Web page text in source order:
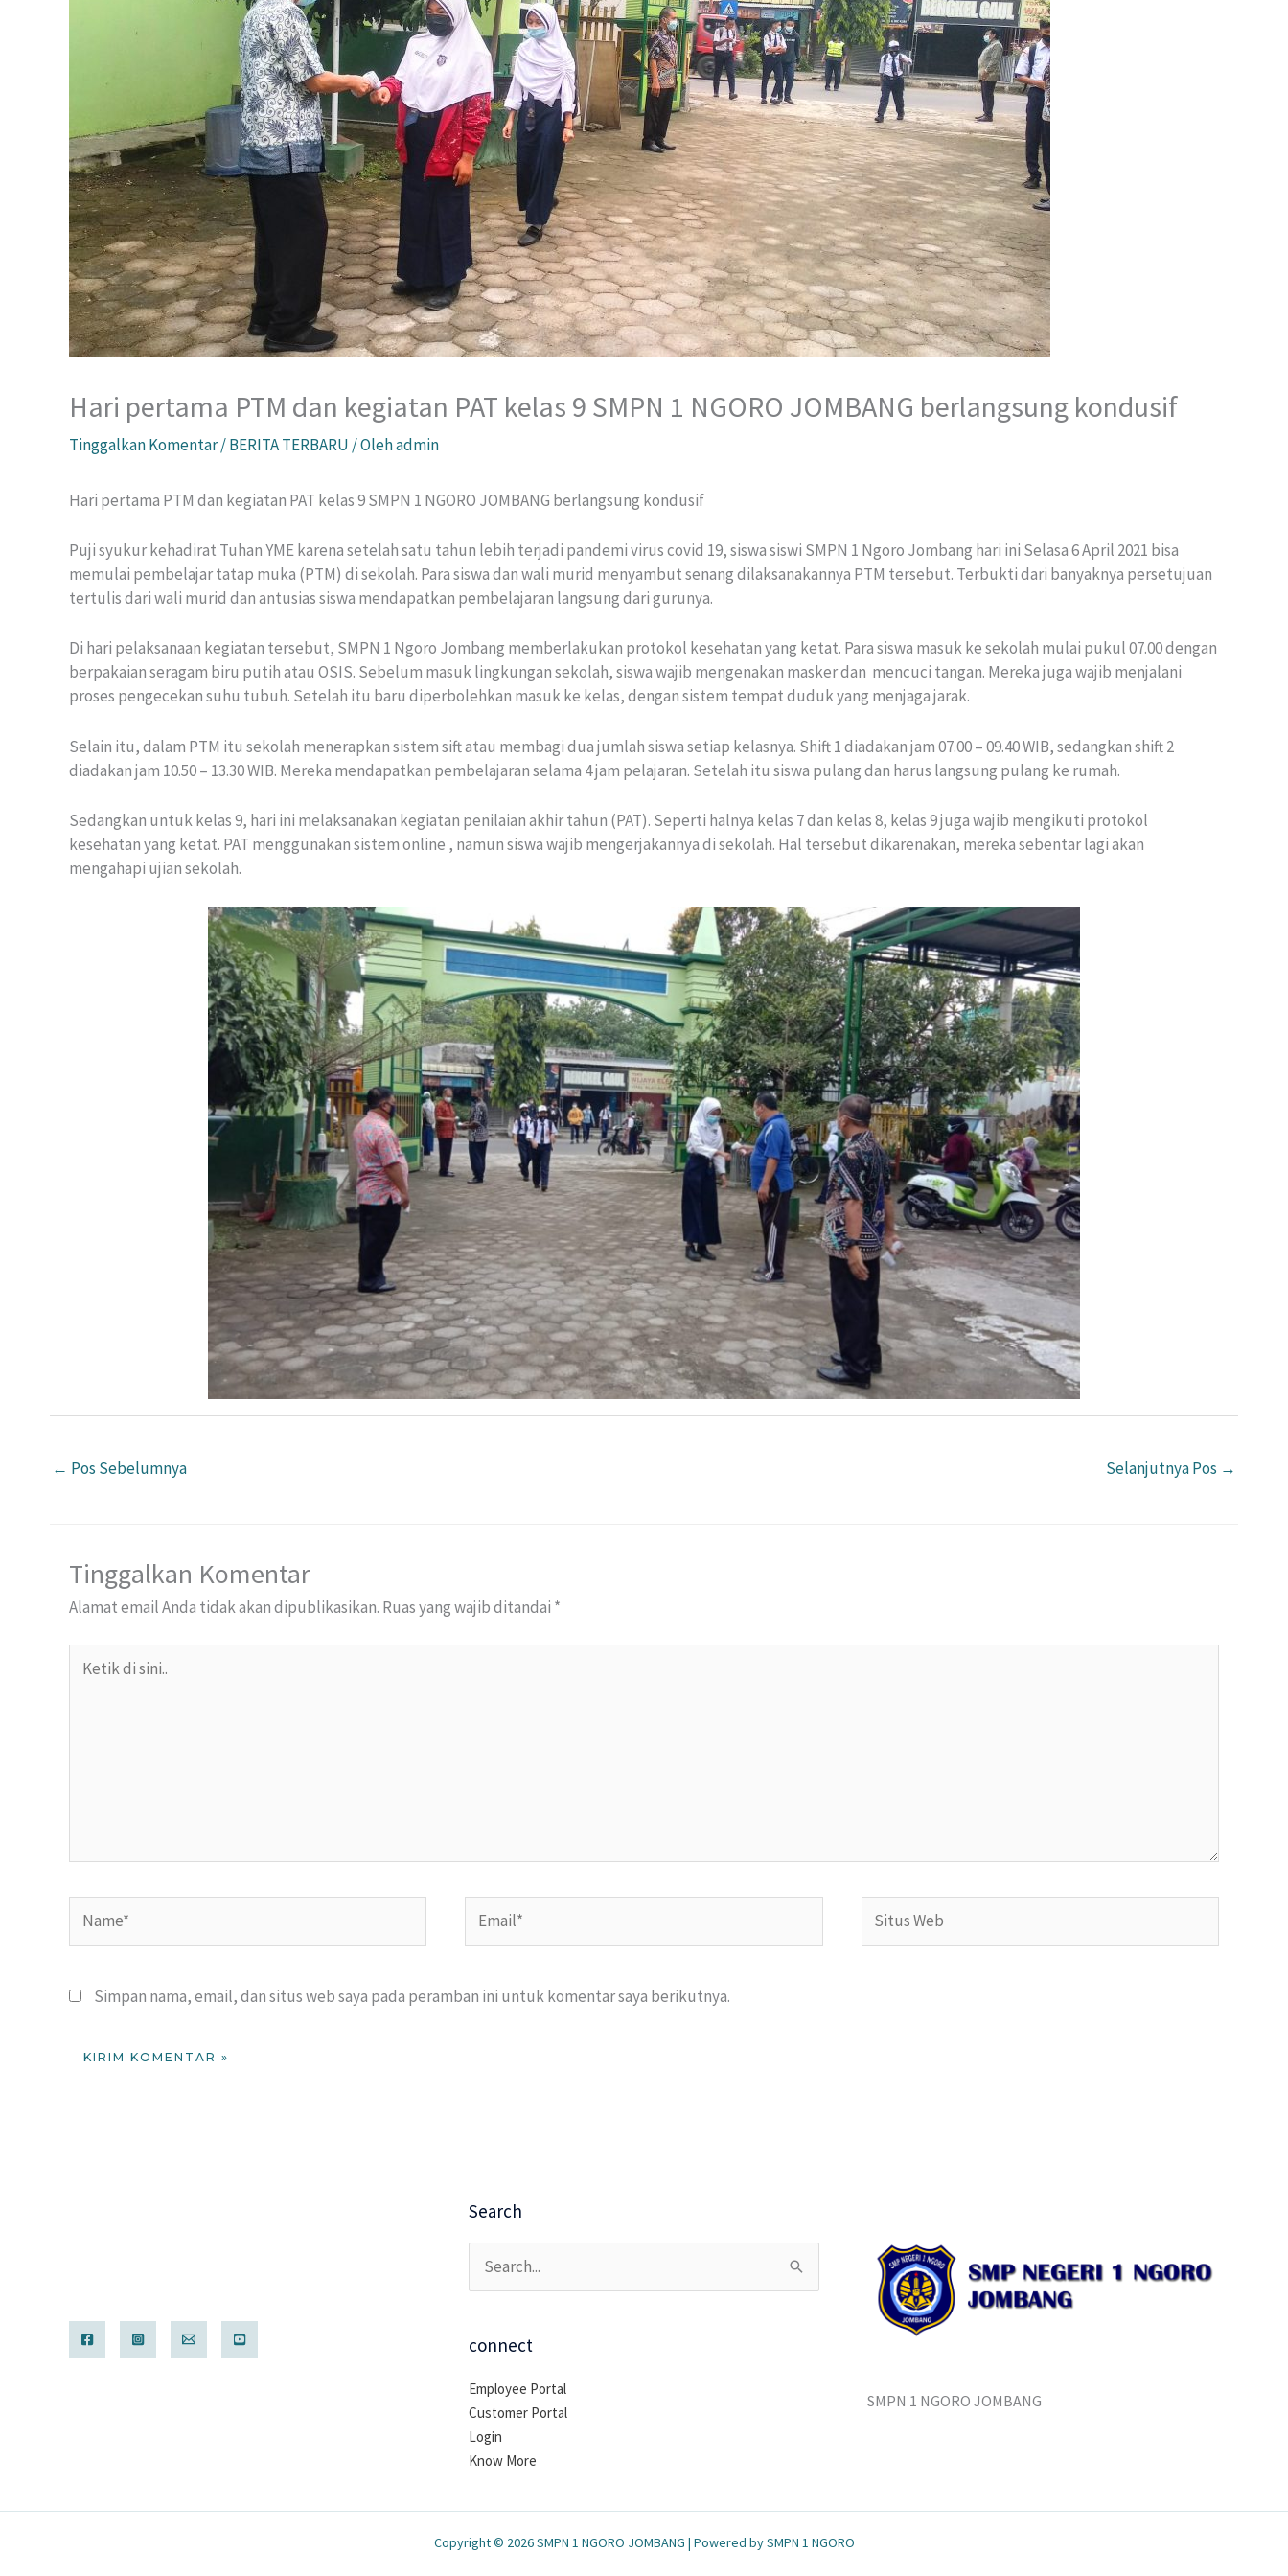
Hari pertama PTM dan kegiatan PAT kelas 9 SMPN 1 NGORO JOMBANG berlangsung kondusif
Tinggalkan Komentar/BERITA TERBARU / Olehadmin
Hari pertama PTM dan kegiatan PAT kelas 9 SMPN 1 NGORO JOMBANG berlangsung kondusif
Puji syukur kehadirat Tuhan YME karena setelah satu tahun lebih terjadi pandemi virus covid 19, siswa siswi SMPN 1 Ngoro Jombang hari ini Selasa 6 April 2021 bisa
memulai pembelajar tatap muka (PTM) di sekolah. Para siswa dan wali murid menyambut senang dilaksanakannya PTM tersebut. Terbukti dari banyaknya persetujuan
tertulis dari wali murid dan antusias siswa mendapatkan pembelajaran langsung dari gurunya.
Di hari pelaksanaan kegiatan tersebut, SMPN 1 Ngoro Jombang memberlakukan protokol kesehatan yang ketat. Para siswa masuk ke sekolah mulai pukul 07.00 dengan
berpakaian seragam biru putih atau OSIS. Sebelum masuk lingkungan sekolah, siswa wajib mengenakan masker dan mencuci tangan. Mereka juga wajib menjalani
proses pengecekan suhu tubuh. Setelah itu baru diperbolehkan masuk ke kelas, dengan sistem tempat duduk yang menjaga jarak.
Selain itu, dalam PTM itu sekolah menerapkan sistem sift atau membagi dua jumlah siswa setiap kelasnya. Shift 1 diadakan jam 07.00 – 09.40 WIB, sedangkan shift 2
diadakan jam 10.50 – 13.30 WIB. Mereka mendapatkan pembelajaran selama 4 jam pelajaran. Setelah itu siswa pulang dan harus langsung pulang ke rumah.
Sedangkan untuk kelas 9, hari ini melaksanakan kegiatan penilaian akhir tahun (PAT). Seperti halnya kelas 7 dan kelas 8, kelas 9 juga wajib mengikuti protokol
kesehatan yang ketat. PAT menggunakan sistem online , namun siswa wajib mengerjakannya di sekolah. Hal tersebut dikarenakan, mereka sebentar lagi akan
mengahapi ujian sekolah.
← Pos Sebelumnya Selanjutnya Pos →
Tinggalkan Komentar
Alamat email Anda tidak akan dipublikasikan. Ruas yang wajib ditandai *
Web
Simpan nama, email, dan situs web saya pada peramban ini untuk komentar saya berikutnya.
Search
Cari
untuk:
connect
Employee Portal
Customer Portal
Login
Know More
SMPN 1 NGORO JOMBANG
Copyright © 2026 SMPN 1 NGORO JOMBANG | Powered by SMPN 1 NGORO